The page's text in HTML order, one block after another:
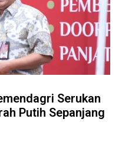
Serukan
Putih Sepanjang